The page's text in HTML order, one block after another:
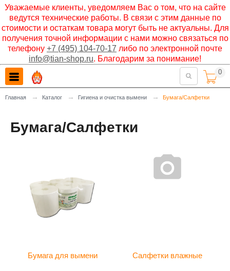
Уважаемые клиенты, уведомляем Вас о том, что на сайте
ведутся технические работы. В связи с этим данные по
стоимости и остаткам товара могут быть не актуальны. Для
получения точной информации с нами можно связаться по
телефону +7 (495) 104-70-17 либо по электронной почте
info@tian-shop.ru. Благодарим за понимание!
 0
Главная → Каталог → Гигиена и очистка вымени → Бумага/Салфетки
Бумага/Салфетки
Бумага для вымени Салфетки влажные